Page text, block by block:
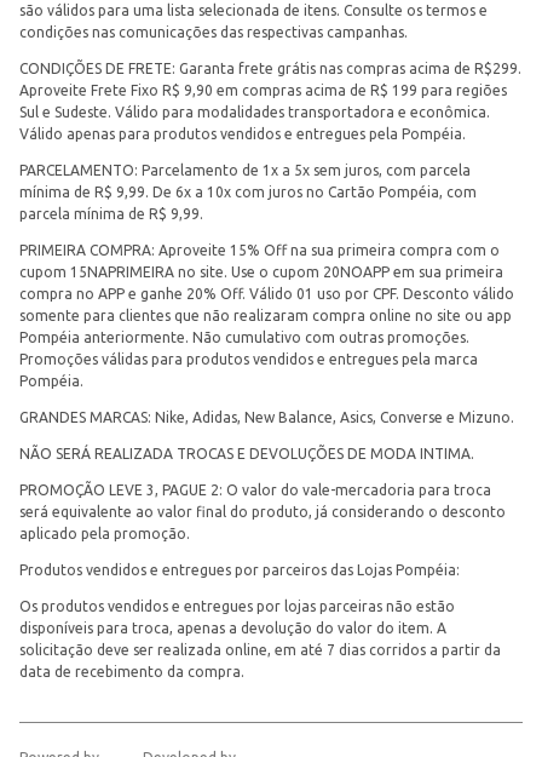
são válidos para uma lista selecionada de itens. Consulte os termos e
condições nas comunicações das respectivas campanhas.
CONDIÇÕES DE FRETE: Garanta frete grátis nas compras acima de R$299.
Aproveite Frete Fixo R$ 9,90 em compras acima de R$ 199 para regiões
Sul e Sudeste. Válido para modalidades transportadora e econômica.
Válido apenas para produtos vendidos e entregues pela Pompéia.
PARCELAMENTO: Parcelamento de 1x a 5x sem juros, com parcela
mínima de R$ 9,99. De 6x a 10x com juros no Cartão Pompéia, com
parcela mínima de R$ 9,99.
PRIMEIRA COMPRA: Aproveite 15% Off na sua primeira compra com o
cupom 15NAPRIMEIRA no site. Use o cupom 20NOAPP em sua primeira
compra no APP e ganhe 20% Off. Válido 01 uso por CPF. Desconto válido
somente para clientes que não realizaram compra online no site ou app
Pompéia anteriormente. Não cumulativo com outras promoções.
Promoções válidas para produtos vendidos e entregues pela marca
Pompéia.
GRANDES MARCAS: Nike, Adidas, New Balance, Asics, Converse e Mizuno.
NÃO SERÁ REALIZADA TROCAS E DEVOLUÇÕES DE MODA INTIMA.
PROMOÇÃO LEVE 3, PAGUE 2: O valor do vale-mercadoria para troca
será equivalente ao valor final do produto, já considerando o desconto
aplicado pela promoção.
Produtos vendidos e entregues por parceiros das Lojas Pompéia:
Os produtos vendidos e entregues por lojas parceiras não estão
disponíveis para troca, apenas a devolução do valor do item. A
solicitação deve ser realizada online, em até 7 dias corridos a partir da
data de recebimento da compra.